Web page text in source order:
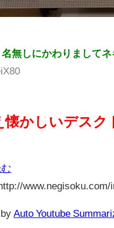
名無しにかわりまして
懐かしいデスク
www.negisoku.com/
Auto Youtube